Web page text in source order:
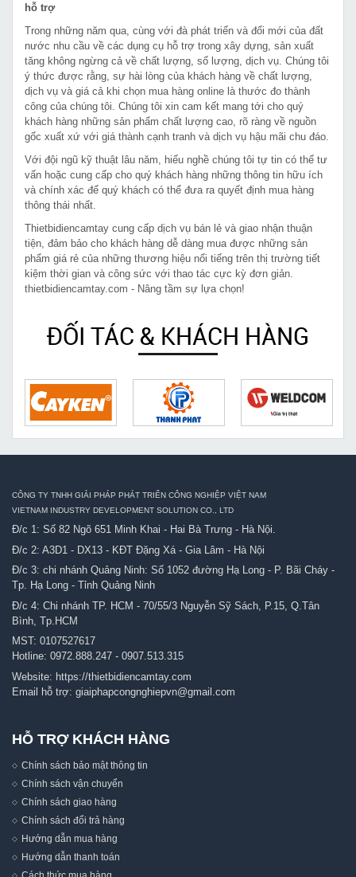
hỗ trợ
Trong những năm qua, cùng với đà phát triển và đổi mới của đất
nước nhu cầu về các dụng cụ hỗ trợ trong xây dựng, sản xuất
tăng không ngừng cả về chất lượng, số lượng, dịch vụ. Chúng tôi
ý thức được rằng, sự hài lòng của khách hàng về chất lượng,
dịch vụ và giá cả khi chọn mua hàng online là thước đo thành
công của chúng tôi. Chúng tôi xin cam kết mang tới cho quý
khách hàng những sản phẩm chất lượng cao, rõ ràng về nguồn
gốc xuất xứ với giá thành cạnh tranh và dịch vụ hậu mãi chu đáo.
Với đội ngũ kỹ thuật lâu năm, hiểu nghề chúng tôi tự tin có thể tư
vấn hoặc cung cấp cho quý khách hàng những thông tin hữu ích
và chính xác để quý khách có thể đưa ra quyết định mua hàng
thông thái nhất.
Thietbidiencamtay cung cấp dịch vụ bán lẻ và giao nhận thuận
tiện, đảm bảo cho khách hàng dễ dàng mua được những sản
phẩm giá rẻ của những thương hiệu nổi tiếng trên thị trường tiết
kiệm thời gian và công sức với thao tác cực kỳ đơn giản.
thietbidiencamtay.com - Nâng tầm sự lựa chọn!
ĐỐI TÁC & KHÁCH HÀNG
CÔNG TY TNHH GIẢI PHÁP PHÁT TRIỂN CÔNG NGHIỆP VIỆT NAM
VIETNAM INDUSTRY DEVELOPMENT SOLUTION CO., LTD
Đ/c 1: Số 82 Ngõ 651 Minh Khai - Hai Bà Trưng - Hà Nội.
Đ/c 2: A3D1 - DX13 - KĐT Đặng Xá - Gia Lâm - Hà Nội
Đ/c 3: chi nhánh Quảng Ninh: Số 1052 đường Hạ Long - P. Bãi Cháy -
Tp. Hạ Long - Tỉnh Quảng Ninh
Đ/c 4: Chi nhánh TP. HCM - 70/55/3 Nguyễn Sỹ Sách, P.15, Q.Tân
Bình, Tp.HCM
MST: 0107527617
Hotline: 0972.888.247 - 0907.513.315
Website: https://thietbidiencamtay.com
Email hỗ trợ: giaiphapcongnghiepvn@gmail.com
HỖ TRỢ KHÁCH HÀNG
Chính sách bảo mật thông tin
Chính sách vận chuyển
Chính sách giao hàng
Chính sách đổi trả hàng
Hướng dẫn mua hàng
Hướng dẫn thanh toán
Cách thức mua hàng